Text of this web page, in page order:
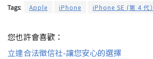
Tags:
Apple iPhone iPhone SE (第 4 代）
您也許會喜歡：
立達合法徵信社-讓您安心的選擇